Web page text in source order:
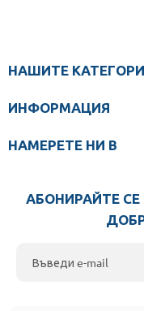
НАШИТЕ
ИНФОРМАЦИЯ
НАМЕРЕТЕ НИ В
АБОНИРАЙТЕ